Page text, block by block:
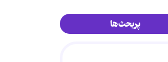
پربحث‌ها